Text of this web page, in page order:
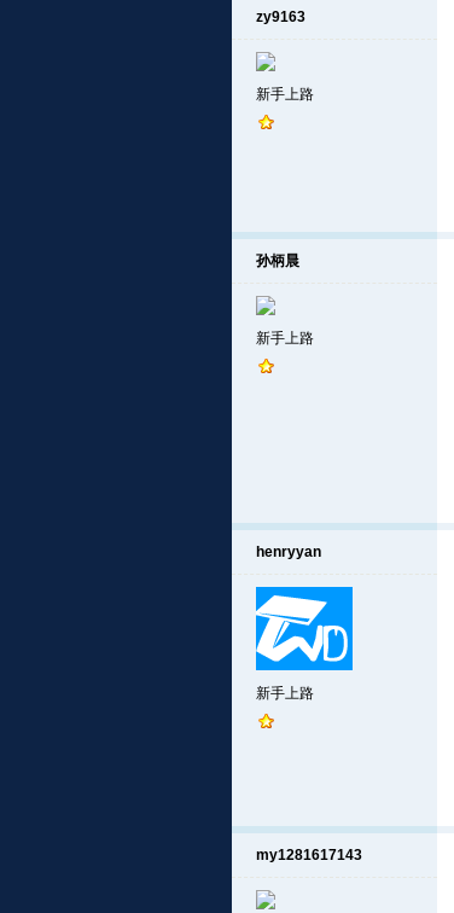
zy9163
新手上路
孙柄晨
新手上路
henryyan
新手上路
my1281617143